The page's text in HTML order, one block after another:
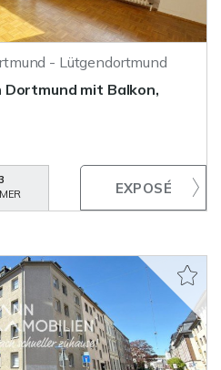
- Lütgendortmund
Dortmund mit Balkon,
3